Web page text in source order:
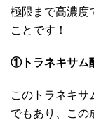
極限まで高濃度
ことです！
①トラネキサム
このトラネキサ
でもあり、この